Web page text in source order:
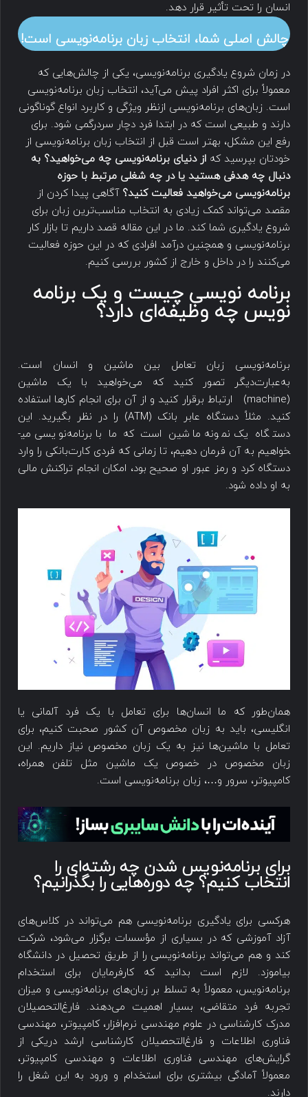
انسان را تحت تأثیر قرار دهد.
چالش اصلی شما، انتخاب زبان برنامه‌نویسی است!
در زمان شروع یادگیری برنامه‌نویسی، یکی از چالش‌هایی که
معمولاً برای اکثر افراد پیش می‌آید، انتخاب زبان برنامه‌نویسی
است. زبان‌های برنامه‌نویسی ازنظر ویژگی و کاربرد انواع گوناگونی
دارند و طبیعی است که در ابتدا فرد دچار سردرگمی شود. برای
رفع این مشکل، بهتر است قبل از انتخاب زبان برنامه‌نویسی از
خودتان بپرسید که از دنیای برنامه‌نویسی چه می‌خواهید؟ به
دنبال چه هدفی هستید یا در چه شغلی مرتبط با حوزه
برنامه‌نویسی می‌خواهید فعالیت کنید؟ آگاهی پیدا کردن از
مقصد می‌تواند کمک زیادی به انتخاب مناسب‌ترین زبان برای
شروع یادگیری شما کند. ما در این مقاله قصد داریم تا بازار کار
برنامه‌نویسی و همچنین درآمد افرادی که در این حوزه فعالیت
می‌کنند را در داخل و خارج از کشور بررسی کنیم.
برنامه نویسی چیست و یک برنامه
نویس چه وظیفه‌ای دارد؟
برنامه‌نویسی زبان تعامل بین ماشین و انسان است.
به‌عبارت‌دیگر تصور کنید که می‌خواهید با یک ماشین
(machine) ارتباط برقرار کنید و از آن برای انجام کارها استفاده
کنید. مثلاً دستگاه عابر بانک (ATM) را در نظر بگیرید. این
دستگاه یک نمونه ماشین است که ما با برنامه‌نویسی می­
خواهیم به آن فرمان ‌دهیم، تا زمانی که فردی کارت‌بانکی را وارد
دستگاه کرد و رمز عبور او صحیح بود، امکان انجام تراکنش مالی
به او داده شود.
همان‌طور که ما انسان‌ها برای تعامل با یک فرد آلمانی یا
انگلیسی، باید به زبان مخصوص آن کشور صحبت کنیم، برای
تعامل با ماشین‌ها نیز به یک زبان مخصوص نیاز داریم. این
زبان مخصوص در خصوص یک ماشین مثل تلفن همراه،
کامپیوتر، سرور و…، زبان برنامه‌نویسی است.
برای برنامه‌نویس شدن چه رشته‌ای را
انتخاب کنیم؟ چه دوره‌هایی را بگذرانیم؟
هرکسی برای یادگیری برنامه‌نویسی هم می‌تواند در کلاس‌های
آزاد آموزشی که در بسیاری از مؤسسات برگزار می‌شود، شرکت
کند و هم می‌تواند برنامه‌نویسی را از طریق تحصیل در دانشگاه
بیاموزد. لازم است بدانید که کارفرمایان برای استخدام
برنامه‌نویس، معمولاً به تسلط بر زبان‌های برنامه‌نویسی و میزان
تجربه فرد متقاضی، بسیار اهمیت می‌دهند. فارغ‌التحصیلان
مدرک کارشناسی در علوم مهندسی نرم‌افزار، کامپیوتر، مهندسی
فناوری اطلاعات و فارغ‌التحصیلان کارشناسی ارشد دریکی از
گرایش‌های مهندسی فناوری اطلاعات و مهندسی کامپیوتر،
معمولاً آمادگی بیشتری برای استخدام و ورود به این شغل را
دارند.